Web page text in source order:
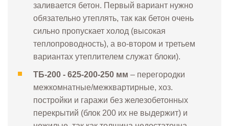
заливается бетон. Первый вариант нужно
обязательно утеплять, так как бетон очень
сильно пропускает холод (высокая
теплопроводность), а во-втором и третьем
вариантах утеплителем служат блоки).
ТБ-200 - 625-200-250 мм – перегородки
межкомнатные/межквартирные, хоз.
постройки и гаражи без железобетонных
перекрытий (блок 200 их не выдержит) и